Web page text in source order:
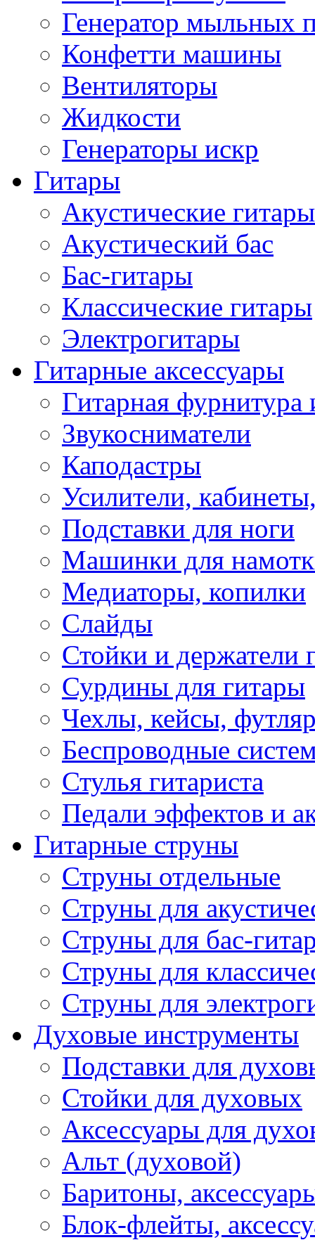
Генератор мыльных
Конфетти машины
Вентиляторы
Жидкости
Генераторы искр
Гитары
Акустические гитары
Акустический бас
Бас-гитары
Классические гитары
Электрогитары
Гитарные аксессуары
Гитарная фурнитура
Звукосниматели
Каподастры
Усилители,
Подставки для ноги
Машинки для
Медиаторы, копилки
Слайды
Стойки и держатели
Сурдины для гитары
Чехлы, кейсы,
Беспроводные
Стулья гитариста
Педали эффектов и
Гитарные струны
Струны отдельные
Струны для
Струны для бас-
Струны для
Струны для
Духовые инструменты
Подставки для
Стойки для духовых
Аксессуары для
Альт (духовой)
Баритоны,
Блок-флейты,